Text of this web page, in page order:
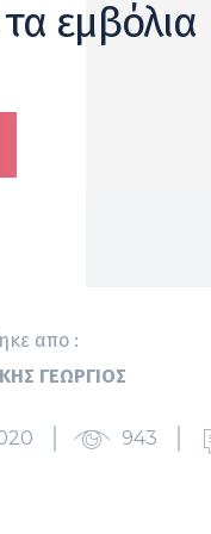
εμβόλια
απο :
ΓΕΏΡΓΙΟΣ
943